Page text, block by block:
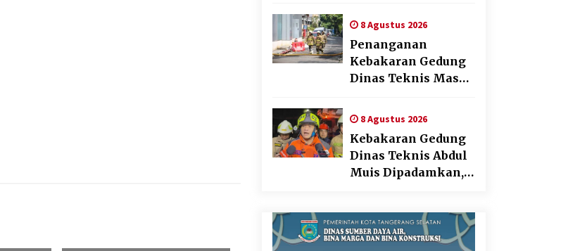
AFF 2026
8 Agustus 2026
Penanganan
Kebakaran Gedung
Dinas Teknis Masuk
Ada Korban Jiwa
8 Agustus 2026
Kebakaran Gedung
Dinas Teknis Abdul
Muis Dipadamkan,